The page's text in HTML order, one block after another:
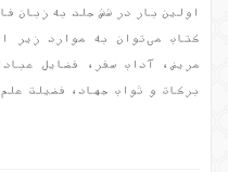
اولین بار در شش جلد به زبان
کتاب می‌توان به موارد زیر
مریض، آداب سفر، فضایل
برکات و ثواب جهاد، فضیلت